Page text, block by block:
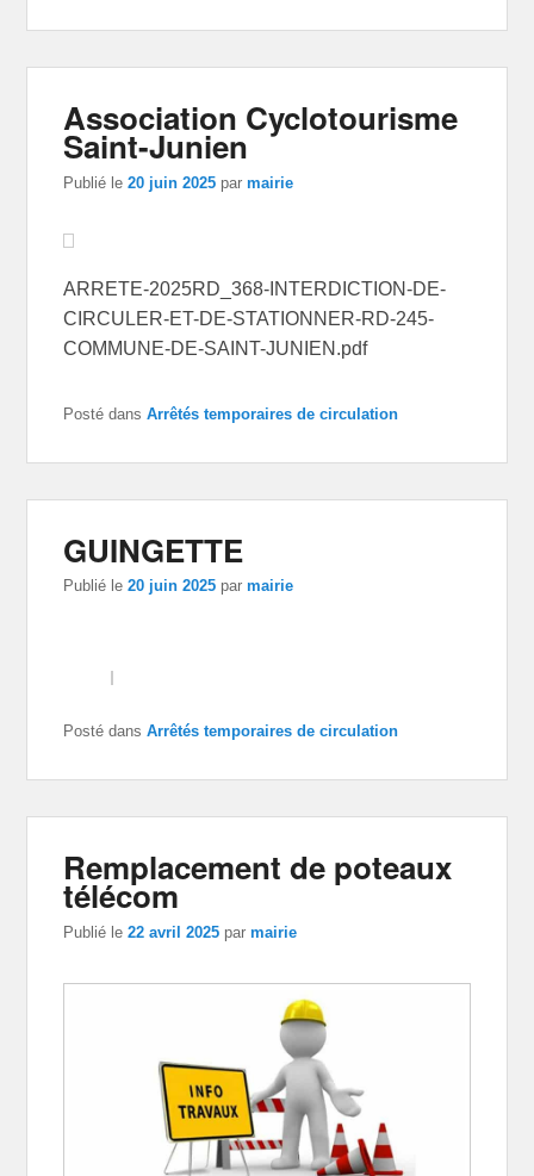
Association Cyclotourisme
Saint-Junien
Publié le20 juin 2025 parmairie
ARRETE-2025RD_368-INTERDICTION-DE-
CIRCULER-ET-DE-STATIONNER-RD-245-
COMMUNE-DE-SAINT-JUNIEN.pdf
Posté dans Arrêtés temporaires de circulation
GUINGETTE
Publié le20 juin 2025 parmairie
Posté dans Arrêtés temporaires de circulation
Remplacement de poteaux
télécom
Publié le22 avril 2025 parmairie